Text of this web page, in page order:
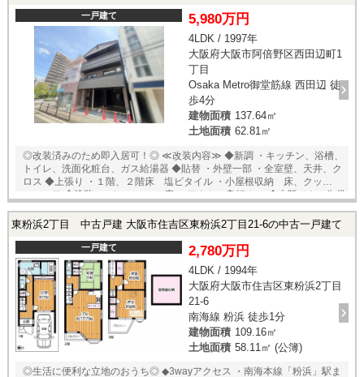
住環境 ・ロピア北加賀屋店まで 徒歩約7分 ・スギ薬局北加賀屋店ま
で 徒歩約8分 ★即日内覧可能物件！お好きな日時でご内覧可能！★ 当
店までお電話いただくか、もしくは24時間対応可能「内覧予約・お問い
合わせ」フォームよりお問い合わせ下さい！業務に精通したスタッフが
丁寧に対応致します。ご来店が困難な場合は、ご希望場所でのお待ち合
わせも可能です。
一戸建て 5,980万円
4LDK / 1997年
大阪府大阪市阿倍野区西田辺町1
丁目
Osaka Metro御堂筋線 西田辺 徒
歩4分
建物面積 137.64㎡
土地面積 62.81㎡
◎改装済みのため即入居可！◎ ≪改装内容≫ ◆新調 ・キッチン、浴槽、
トイレ、洗面化粧台、ガス給湯器 ◆貼替 ・外壁一部 ・全室壁、天井、ク
ロス ◆上張り ・１階、２階床 塩ビタイル ・小屋根収納 床、クッショ
ンフロア ◆塗装 ・バルコニー 床 ≪アクセス良好！≫ ◆大阪メトロ御堂
約８分
東粉浜2丁目 中古戸建 大阪市住吉区東粉浜2丁目21-6の中古一戸建て
一戸建て 2,780万円
4LDK / 1994年
大阪府大阪市住吉区東粉浜2丁目
21-6
南海線 粉浜 徒歩1分
建物面積 109.16㎡
土地面積 58.11㎡ (公簿)
◎生活に便利な立地のおうち◎ ◆3wayアクセス ・南海本線「粉浜」駅ま